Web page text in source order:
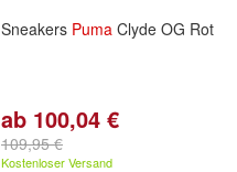
Sneakers Puma Clyde OG Rot
ab 100,04 €
109,95 €
Kostenloser Versand